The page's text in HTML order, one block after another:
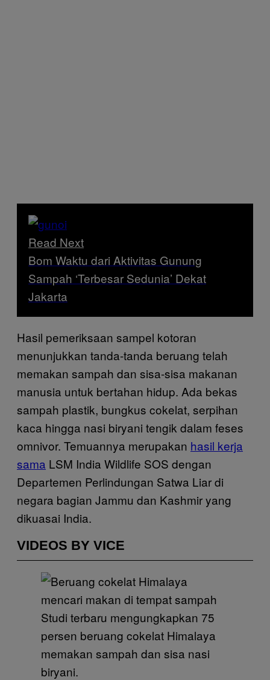
Read Next
Bom Waktu dari Aktivitas Gunung
Sampah ‘Terbesar Sedunia’ Dekat
Jakarta
Hasil pemeriksaan sampel kotoran
menunjukkan tanda-tanda beruang telah
memakan sampah dan sisa-sisa makanan
manusia untuk bertahan hidup. Ada bekas
sampah plastik, bungkus cokelat, serpihan
kaca hingga nasi biryani tengik dalam feses
omnivor. Temuannya merupakan hasil kerja
sama LSM India Wildlife SOS dengan
Departemen Perlindungan Satwa Liar di
negara bagian Jammu dan Kashmir yang
dikuasai India.
VIDEOS BY VICE
Studi terbaru mengungkapkan 75
persen beruang cokelat Himalaya
memakan sampah dan sisa nasi
biryani.